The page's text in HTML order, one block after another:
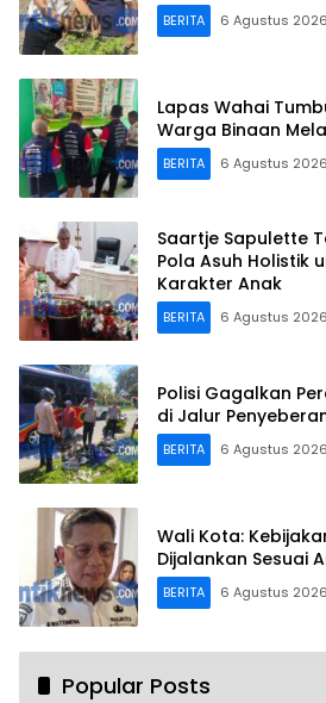
BERITA 6 Agustus 2026
Lapas Wahai
Warga Binaan
BERITA 6 Agustus 2026
Saartje Sapulette
Pola Asuh Holistik
Karakter Anak
BERITA 6 Agustus 2026
Polisi Gagalkan
di Jalur
BERITA 6 Agustus 2026
Wali Kota:
Dijalankan Sesuai
BERITA 6 Agustus 2026
Popular Posts